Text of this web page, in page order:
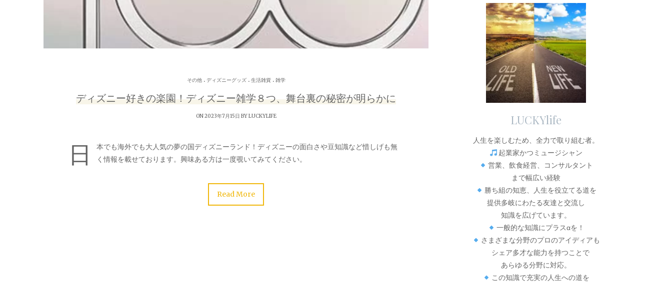
その他. ディズニーグッズ. 生活雑貨. 雑学
ディズニー好きの楽園！ディズニー雑学８つ、舞台裏の秘密が明らかに
ON 2023年7月15日 BYLUCKYLIFE
日
本でも海外でも大人気の夢の国ディズニーランド！ディズニーの面白さや豆知識など惜しげも無
く情報を載せております。興味ある方は一度覗いてみてください。
Read More
LUCKYlife
人生を楽しむため、全力で取り組む者。
起業家かつミュージシャン
営業、飲食経営、コンサルタント
まで幅広い経験
勝ち組の知恵、人生を役立てる道を
提供多岐にわたる友達と交流し
知識を広げています。
一般的な知識にプラスαを！
さまざまな分野のプロのアイディアも
シェア多才な能力を持つことで
あらゆる分野に対応。
この知識で充実の人生への道を